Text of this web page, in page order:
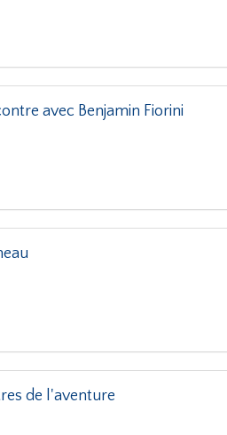
avec Benjamin Fiorini
de l'aventure